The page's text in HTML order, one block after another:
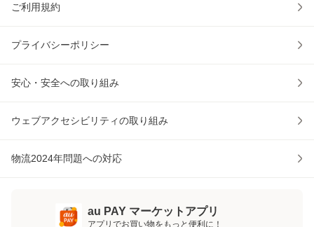
ご利用規約
プライバシーポリシー
安心・安全への取り組み
ウェブアクセシビリティの取り組み
物流2024年問題への対応
au PAY マーケットアプリ
アプリでお買い物をもっと便利に！